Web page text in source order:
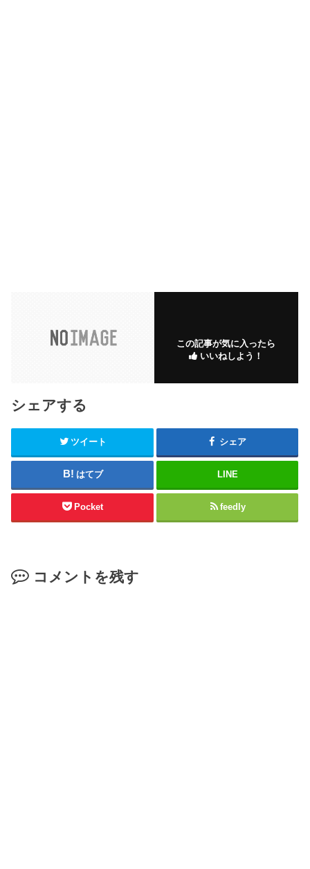
この記事が気に入ったら
いいねしよう！
シェアする
ツイート シェア
はてブ LINE
Pocket feedly
コメントを残す